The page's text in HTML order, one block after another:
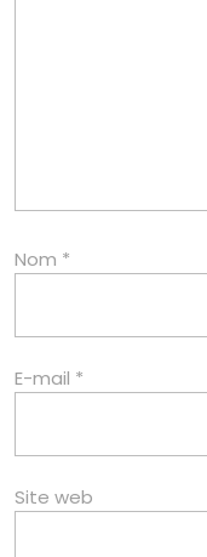
Nom *
E-mail *
Site web